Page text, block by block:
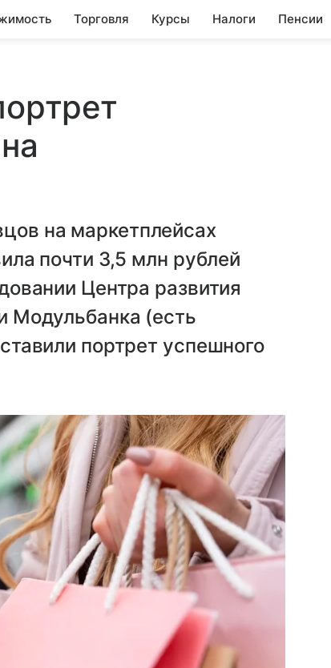
Торговля Курсы Налоги Пенсии
на маркетплейсах
почти 3,5 млн рублей
Центра развития
Модульбанка (есть
портрет успешного